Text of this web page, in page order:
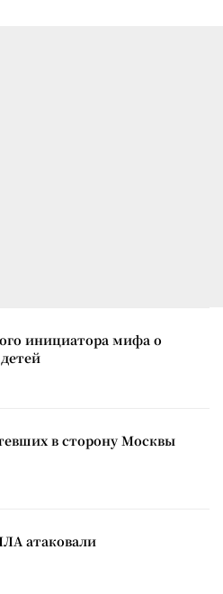
инициатора мифа о
в сторону Москвы
атаковали